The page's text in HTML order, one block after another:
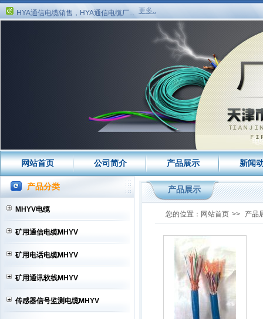
HYA通信电缆销售，HYA通信电缆厂...
瓦斯监控线MHYV专业生产,瓦斯监...
矿用通信电缆MHYV煤安证高清图...
矿用电话线MHYV八折销售矿用电话...
HYA电缆八折销售中HYA电缆打折促
矿用电话线MHYV打折促销，矿用电...
HYA电缆八折优惠，HYA电缆打折促...
HYA通信电缆八折优惠，HYA通信电...
矿用信号电缆MHYV厂家，矿用信号...
HYA电缆，HYA电缆销售，HYA电缆...
HYA通信电缆销售，HYA通信电缆厂...
HYA电缆销售,HYA电缆价格,HYA电...
MHYV电缆,矿用通信电缆MHYV,矿
用...
MHYV电缆,矿用通信电缆MHYV,矿
更多..
网站首页 公司简介 产品展示 新闻
产品分类
MHYV电缆
矿用通信电缆MHYV
矿用电话电缆MHYV
矿用通讯软线MHYV
传感器信号监测电缆MHYV
产品展示
您的位置： 网站首页 >> 产品